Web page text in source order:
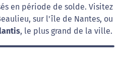
en période de solde. Visitez
sur l'île de Nantes, ou
, le plus grand de la ville.